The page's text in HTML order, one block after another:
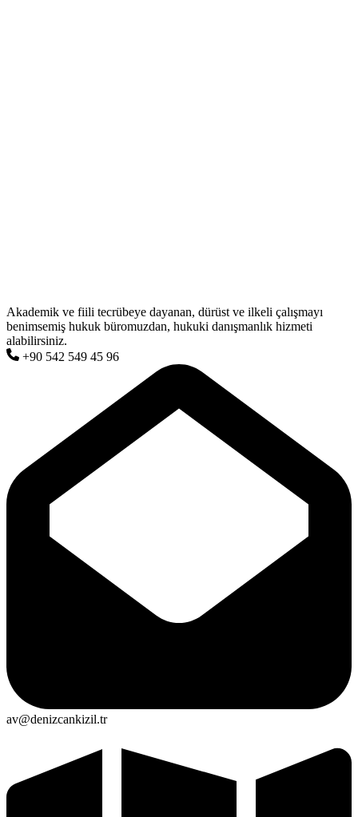
Akademik ve fiili tecrübeye dayanan, dürüst ve ilkeli çalışmayı
benimsemiş hukuk büromuzdan, hukuki danışmanlık hizmeti
alabilirsiniz.
+90 542 549 45 96
av@denizcankizil.tr